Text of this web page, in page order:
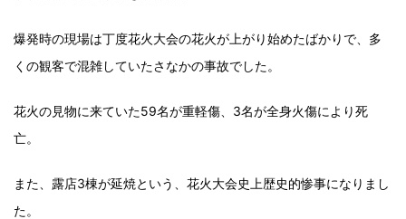
爆発時の現場は丁度花火大会の花火が上がり始めたばかりで、多
くの観客で混雑していたさなかの事故でした。
花火の見物に来ていた59名が重軽傷、3名が全身火傷により死
亡。
また、露店3棟が延焼という、花火大会史上歴史的惨事になりまし
た。